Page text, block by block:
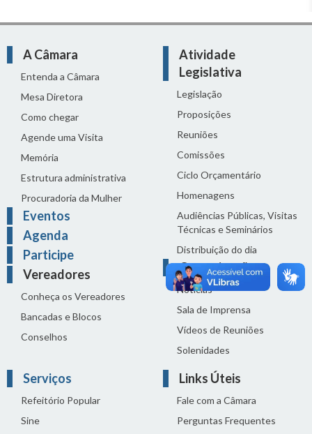
A Câmara
Entenda a Câmara
Mesa Diretora
Como chegar
Agende uma Visita
Memória
Estrutura administrativa
Procuradoria da Mulher
Eventos
Agenda
Participe
Vereadores
Conheça os Vereadores
Bancadas e Blocos
Conselhos
Atividade
Legislativa
Legislação
Proposições
Reuniões
Comissões
Ciclo Orçamentário
Homenagens
Audiências Públicas, Visitas
Técnicas e Seminários
Distribuição do dia
Comunicação
Notícias
Sala de Imprensa
Vídeos de Reuniões
Solenidades
Serviços
Refeitório Popular
Sine
Links Úteis
Fale com a Câmara
Perguntas Frequentes